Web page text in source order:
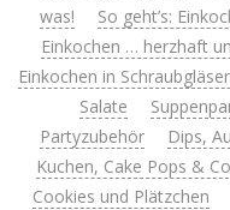
was!
So geht’s:
Einkochen … herzhaft
Einkochen in
Salate
Partyzubehör
Dips,
Kuchen, Cake Pops &
Cookies und Plätzchen